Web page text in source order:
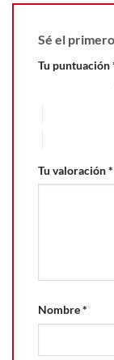
Sé el
Tu puntuación
Tu valoración*
Nombre*